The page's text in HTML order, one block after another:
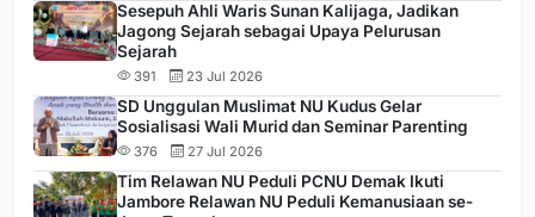
Sesepuh Ahli Waris Sunan Kalijaga, Jadikan
Jagong Sejarah sebagai Upaya Pelurusan
Sejarah
391 23 Jul 2026
SD Unggulan Muslimat NU Kudus Gelar
Sosialisasi Wali Murid dan Seminar Parenting
376 27 Jul 2026
Tim Relawan NU Peduli PCNU Demak Ikuti
Jambore Relawan NU Peduli Kemanusiaan se-